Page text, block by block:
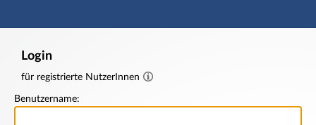
Hauptnavigation
Login
für registrierte NutzerInnen
Benutzername: